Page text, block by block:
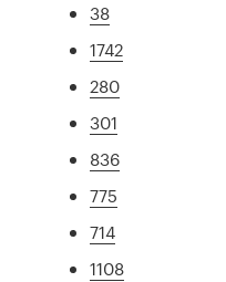
38
1742
280
301
836
775
714
1108